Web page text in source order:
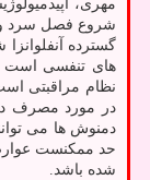
مهری،
شروع فصل سرد و
های تنفسی است
نظام مراقبتی
در مورد مصرف
دمنوش ها می
حد ممکنست عوارض
شده باشد.